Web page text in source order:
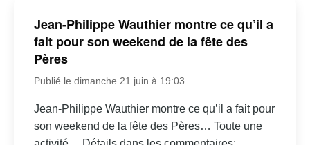
Jean-Philippe Wauthier montre ce qu’il a
fait pour son weekend de la fête des
Pères
Publié le dimanche 21 juin à 19:03
Jean-Philippe Wauthier montre ce qu’il a fait pour
son weekend de la fête des Pères… Toute une